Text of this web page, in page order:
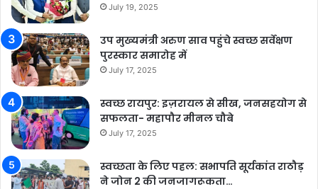
July 19, 2025
उप मुख्यमंत्री अरुण साव पहुंचे स्वच्छ सर्वेक्षण
पुरस्कार समारोह में
July 17, 2025
स्वच्छ रायपुर: इज़रायल से सीख, जनसहयोग से
सफलता- महापौर मीनल चौबे
July 17, 2025
स्वच्छता के लिए पहल: सभापति सूर्यकांत राठौड़
ने जोन 2 की जनजागरूकता…